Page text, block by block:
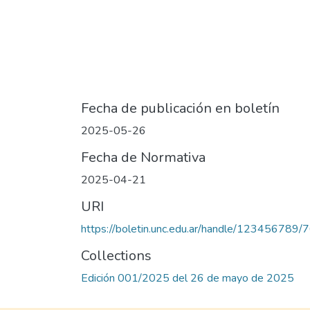
Fecha de publicación en boletín
2025-05-26
Fecha de Normativa
2025-04-21
URI
https://boletin.unc.edu.ar/handle/123456789/
Collections
Edición 001/2025 del 26 de mayo de 2025